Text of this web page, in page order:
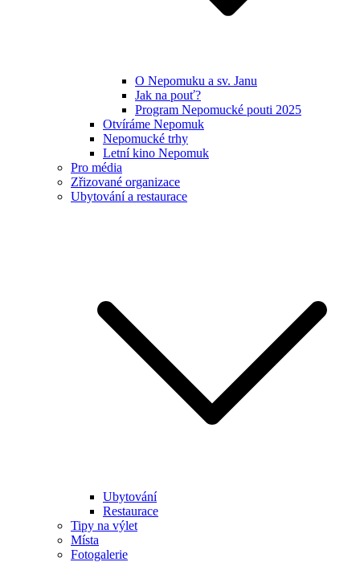
O Nepomuku a sv. Janu
Jak na pouť?
Program Nepomucké pouti 2025
Otvíráme Nepomuk
Nepomucké trhy
Letní kino Nepomuk
Pro média
Zřizované organizace
Ubytování a restaurace
Ubytování
Restaurace
Tipy na výlet
Místa
Fotogalerie